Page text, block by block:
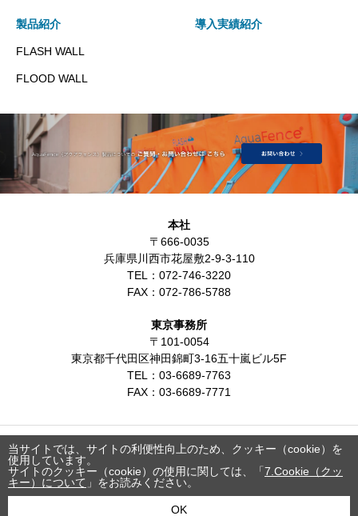
当サイトでは、サイトの利便性向上のため、クッキー（cookie）を
使用しています。
サイトのクッキー（cookie）の使用に関しては、「 7.Cookie（クッ
キー）について 」をお読みください。
OK
製品紹介
FLASH WALL
FLOOD WALL
導入実績紹介
本社
〒666-0035
兵庫県川西市花屋敷2-9-3-110
TEL： 072-746-3220
FAX： 072-786-5788
東京事務所
〒101-0054
東京都千代田区神田錦町3-16五十嵐ビル5F
TEL： 03-6689-7763
FAX： 03-6689-7771
会社概要 製品紹介 導入実績紹介 採用情報 プライバシーポリシー
商標・登録商標について